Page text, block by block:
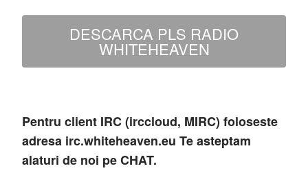
DESCARCA PLS RADIO
WHITEHEAVEN
Pentru client IRC (irccloud, MIRC) foloseste
adresa irc.whiteheaven.eu Te asteptam
alaturi de noi pe CHAT.